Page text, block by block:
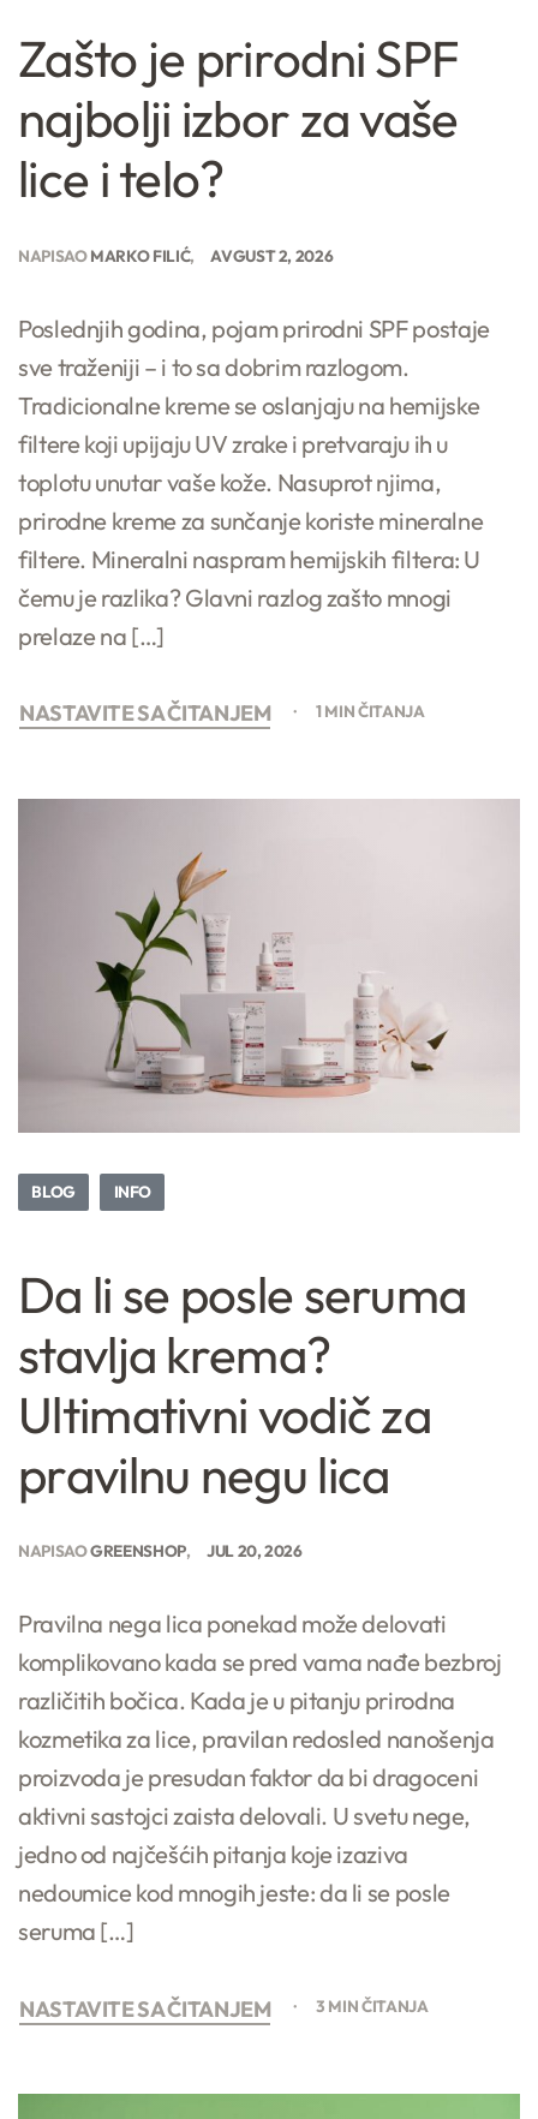
Zašto je prirodni SPF
najbolji izbor za vaše
lice i telo?
NAPISAOMARKO FILIĆ AVGUST 2, 2026
Poslednjih godina, pojam prirodni SPF postaje
sve traženiji – i to sa dobrim razlogom.
Tradicionalne kreme se oslanjaju na hemijske
filtere koji upijaju UV zrake i pretvaraju ih u
toplotu unutar vaše kože. Nasuprot njima,
prirodne kreme za sunčanje koriste mineralne
filtere. Mineralni naspram hemijskih filtera: U
čemu je razlika? Glavni razlog zašto mnogi
prelaze na […]
NASTAVITE SA ČITANJEM 1 MIN ČITANJA
BLOG INFO
Da li se posle seruma
stavlja krema?
Ultimativni vodič za
pravilnu negu lica
NAPISAOGREENSHOP JUL 20, 2026
Pravilna nega lica ponekad može delovati
komplikovano kada se pred vama nađe bezbroj
različitih bočica. Kada je u pitanju prirodna
kozmetika za lice, pravilan redosled nanošenja
proizvoda je presudan faktor da bi dragoceni
aktivni sastojci zaista delovali. U svetu nege,
jedno od najčešćih pitanja koje izaziva
nedoumice kod mnogih jeste: da li se posle
seruma […]
NASTAVITE SA ČITANJEM 3 MIN ČITANJA